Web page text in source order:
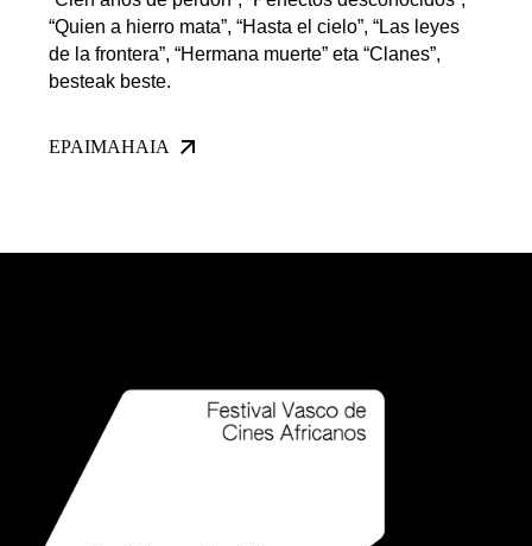
“Quien a hierro mata”, “Hasta el cielo”, “Las leyes
de la frontera”, “Hermana muerte” eta “Clanes”,
besteak beste.
EPAIMAHAIA